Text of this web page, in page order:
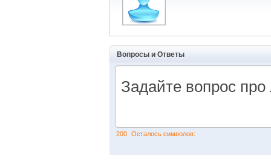
Вопросы и Ответы
200 Осталось символов: